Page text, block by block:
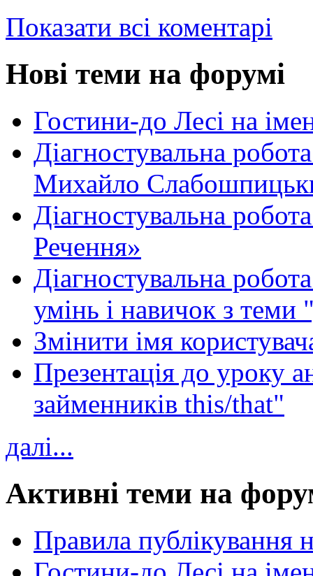
Показати всі коментарі
Нові теми на форумі
Гостини-до Лесі на
Діагностувальна
Михайло
Діагностувальна
Речення»
Діагностувальна
умінь і навичок з теми
Змінити імя
Презентація до уроку
займенників this/that"
далі...
Активні теми на
Правила публікування